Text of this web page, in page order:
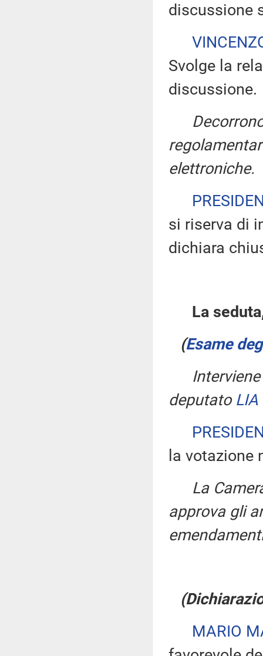
discussione
Svolge la
discussione.
elettroniche.
si riserva di
dichiara
La
(Esame
deputato LIA
la votazione
La
approva gli
MARIO